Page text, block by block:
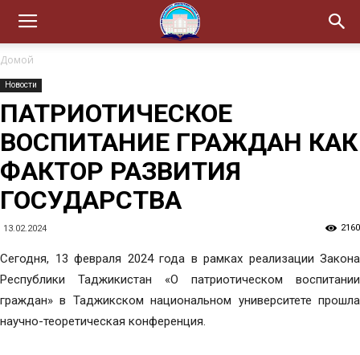
Домой
Новости
ПАТРИОТИЧЕСКОЕ
ВОСПИТАНИЕ ГРАЖДАН КАК
ФАКТОР РАЗВИТИЯ
ГОСУДАРСТВА
13.02.2024 2160
Сегодня, 13 февраля 2024 года в рамках реализации Закона
Республики Таджикистан «О патриотическом воспитании
граждан» в Таджикском национальном университете прошла
научно-теоретическая конференция.